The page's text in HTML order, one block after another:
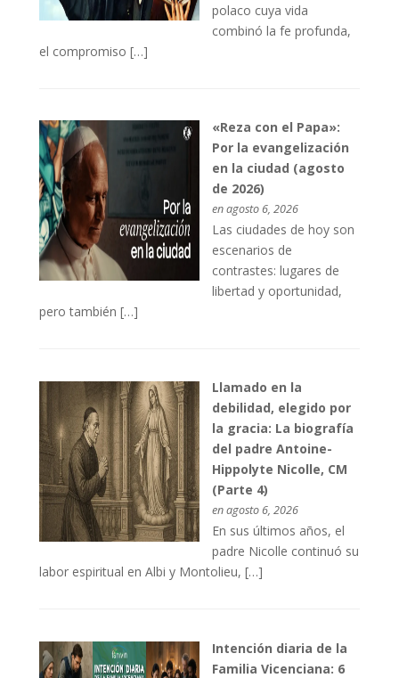
polaco cuya vida
combinó la fe profunda,
el compromiso […]
«Reza con el Papa»:
Por la evangelización
en la ciudad (agosto
de 2026)
en agosto 6, 2026
Las ciudades de hoy son
escenarios de
contrastes: lugares de
libertad y oportunidad,
pero también […]
Llamado en la
debilidad, elegido por
la gracia: La biografía
del padre Antoine-
Hippolyte Nicolle, CM
(Parte 4)
en agosto 6, 2026
En sus últimos años, el
padre Nicolle continuó su
labor espiritual en Albi y Montolieu, […]
Intención diaria de la
Familia Vicenciana: 6